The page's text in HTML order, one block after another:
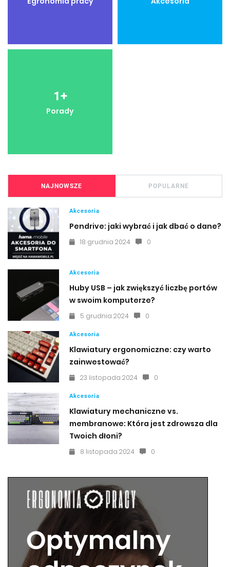
1+
Porady
NAJNOWSZE POPULARNE
Akcesoria
Pendrive: jaki wybrać i jak dbać o dane?
18 grudnia 2024 0
Akcesoria
Huby USB – jak zwiększyć liczbę portów
w swoim komputerze?
5 grudnia 2024 0
Akcesoria
Klawiatury ergonomiczne: czy warto
zainwestować?
23 listopada 2024 0
Akcesoria
Klawiatury mechaniczne vs.
membranowe: Która jest zdrowsza dla
Twoich dłoni?
8 listopada 2024 0